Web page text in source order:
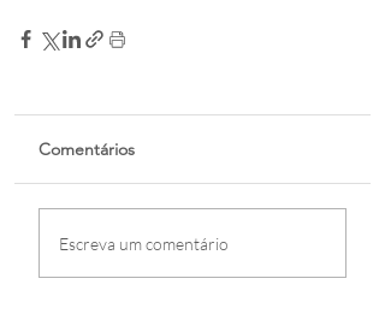
Comentários
Escreva um comentário